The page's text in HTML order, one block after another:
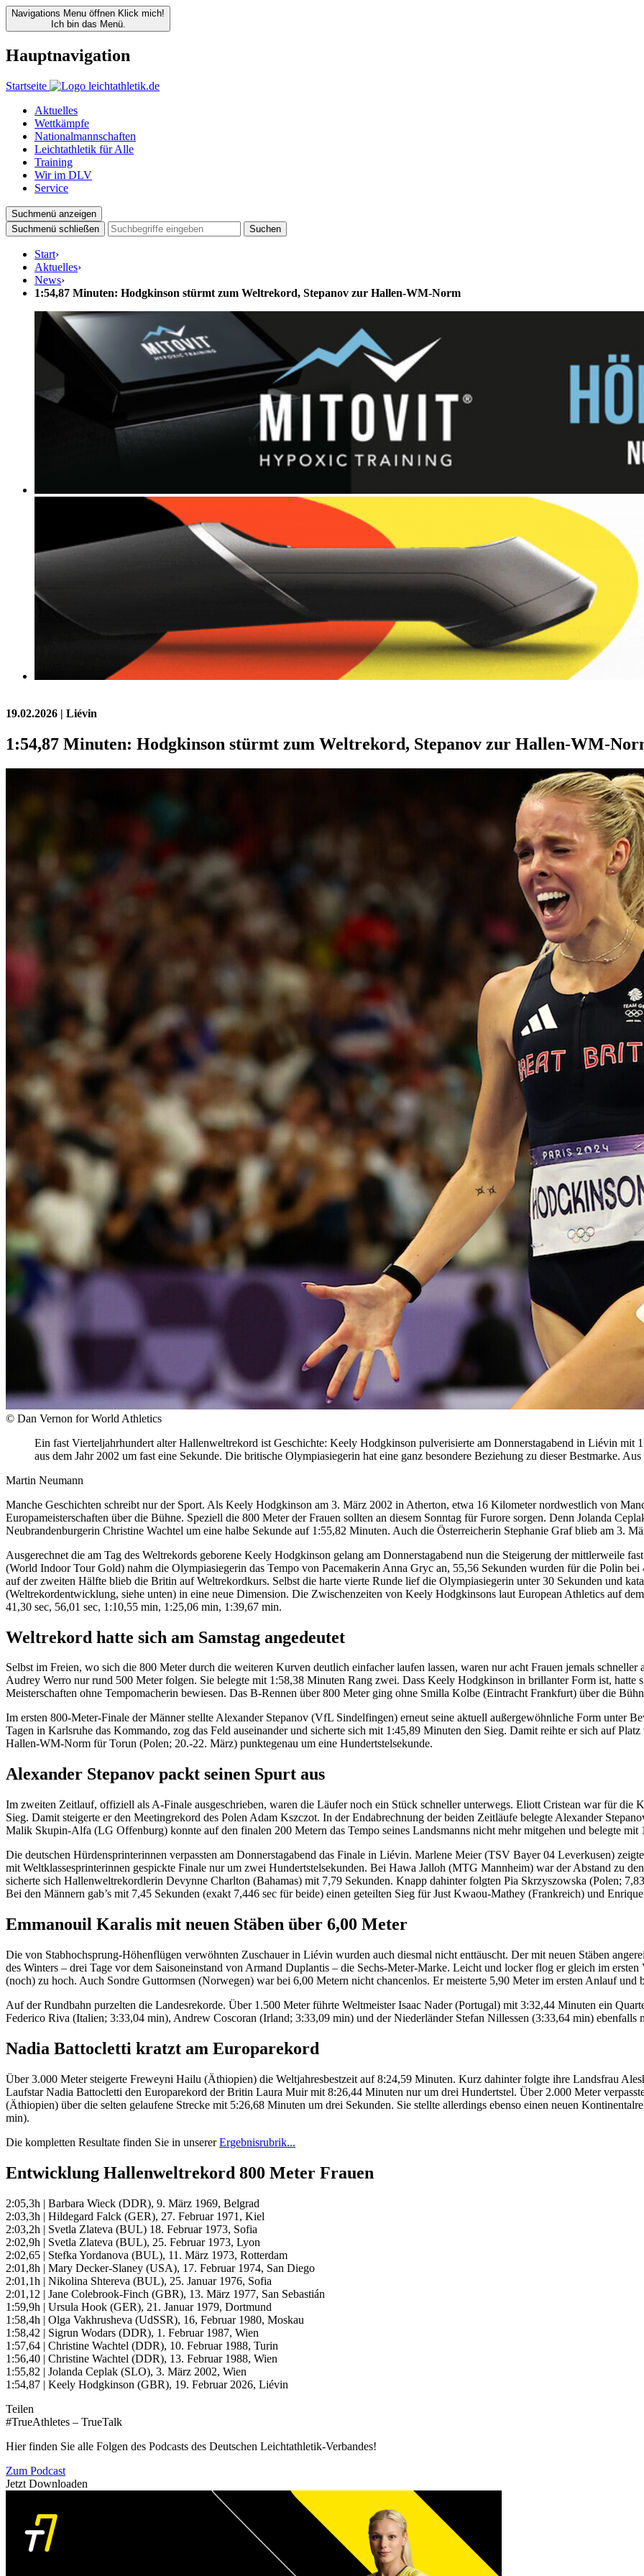
Navigations Menu öffnen Klick mich!
Ich bin das Menü.
Hauptnavigation
Startseite
Aktuelles
Wettkämpfe
Nationalmannschaften
Leichtathletik für Alle
Training
Wir im DLV
Service
Suchmenü anzeigen
Suchmenü schließen
Suchen
Start›
Aktuelles›
News›
1:54,87 Minuten: Hodgkinson stürmt zum Weltrekord, Stepanov zur Hallen-WM-Norm
19.02.2026 | Liévin
1:54,87 Minuten: Hodgkinson stürmt zum Weltrekord, Stepanov zur Hallen-WM-
© Dan Vernon for World Athletics
Ein fast Vierteljahrhundert alter Hallenweltrekord ist Geschichte: Keely Hodgkinson pulverisierte am Donnerstagabend in Liévin mit
aus dem Jahr 2002 um fast eine Sekunde. Die britische Olympiasiegerin hat eine ganz besondere Beziehung zu dieser Bestmarke.
Martin Neumann
Manche Geschichten schreibt nur der Sport. Als Keely Hodgkinson am 3. März 2002 in Atherton, etwa 16 Kilometer nordwestlich von
Europameisterschaften über die Bühne. Speziell die 800 Meter der Frauen sollten an diesem Sonntag für Furore sorgen. Denn Jolanda
Neubrandenburgerin Christine Wachtel um eine halbe Sekunde auf 1:55,82 Minuten. Auch die Österreicherin Stephanie Graf blieb am 3.
Ausgerechnet die am Tag des Weltrekords geborene Keely Hodgkinson gelang am Donnerstagabend nun die Steigerung der mittlerweile
(World Indoor Tour Gold) nahm die Olympiasiegerin das Tempo von Pacemakerin Anna Gryc an, 55,56 Sekunden wurden für die Polin
auf der zweiten Hälfte blieb die Britin auf Weltrekordkurs. Selbst die harte vierte Runde lief die Olympiasiegerin unter 30 Sekunden und
(Weltrekordentwicklung, siehe unten) in eine neue Dimension. Die Zwischenzeiten von Keely Hodgkinsons laut European Athletics auf
41,30 sec, 56,01 sec, 1:10,55 min, 1:25,06 min, 1:39,67 min.
Weltrekord hatte sich am Samstag angedeutet
Selbst im Freien, wo sich die 800 Meter durch die weiteren Kurven deutlich einfacher laufen lassen, waren nur acht Frauen jemals
Audrey Werro nur rund 500 Meter folgen. Sie belegte mit 1:58,38 Minuten Rang zwei. Dass Keely Hodgkinson in brillanter Form ist, hatte
Meisterschaften ohne Tempomacherin bewiesen. Das B-Rennen über 800 Meter ging ohne Smilla Kolbe (Eintracht Frankfurt) über die
Im ersten 800-Meter-Finale der Männer stellte Alexander Stepanov (VfL Sindelfingen) erneut seine aktuell außergewöhnliche Form unter
Tagen in Karlsruhe das Kommando, zog das Feld auseinander und sicherte sich mit 1:45,89 Minuten den Sieg. Damit reihte er sich auf
Hallen-WM-Norm für Torun (Polen; 20.-22. März) punktegenau um eine Hundertstelsekunde.
Alexander Stepanov packt seinen Spurt aus
Im zweiten Zeitlauf, offiziell als A-Finale ausgeschrieben, waren die Läufer noch ein Stück schneller unterwegs. Eliott Cristean war für
Sieg. Damit steigerte er den Meetingrekord des Polen Adam Kszczot. In der Endabrechnung der beiden Zeitläufe belegte Alexander
Malik Skupin-Alfa (LG Offenburg) konnte auf den finalen 200 Metern das Tempo seines Landsmanns nicht mehr mitgehen und belegte mit
Die deutschen Hürdensprinterinnen verpassten am Donnerstagabend das Finale in Liévin. Marlene Meier (TSV Bayer 04 Leverkusen)
mit Weltklassesprinterinnen gespickte Finale nur um zwei Hundertstelsekunden. Bei Hawa Jalloh (MTG Mannheim) war der Abstand zu
sicherte sich Hallenweltrekordlerin Devynne Charlton (Bahamas) mit 7,79 Sekunden. Knapp dahinter folgten Pia Skrzyszowska (Polen;
Bei den Männern gab’s mit 7,45 Sekunden (exakt 7,446 sec für beide) einen geteilten Sieg für Just Kwaou-Mathey (Frankreich) und
Emmanouil Karalis mit neuen Stäben über 6,00 Meter
Die von Stabhochsprung-Höhenflügen verwöhnten Zuschauer in Liévin wurden auch diesmal nicht enttäuscht. Der mit neuen Stäben
des Winters – drei Tage vor dem Saisoneinstand von Armand Duplantis – die Sechs-Meter-Marke. Leicht und locker flog er gleich im
(noch) zu hoch. Auch Sondre Guttormsen (Norwegen) war bei 6,00 Metern nicht chancenlos. Er meisterte 5,90 Meter im ersten Anlauf
Auf der Rundbahn purzelten die Landesrekorde. Über 1.500 Meter führte Weltmeister Isaac Nader (Portugal) mit 3:32,44 Minuten ein
Federico Riva (Italien; 3:33,04 min), Andrew Coscoran (Irland; 3:33,09 min) und der Niederländer Stefan Nillessen (3:33,64 min) ebenfalls
Nadia Battocletti kratzt am Europarekord
Über 3.000 Meter steigerte Freweyni Hailu (Äthiopien) die Weltjahresbestzeit auf 8:24,59 Minuten. Kurz dahinter folgte ihre Landsfrau
Laufstar Nadia Battocletti den Europarekord der Britin Laura Muir mit 8:26,44 Minuten nur um drei Hundertstel. Über 2.000 Meter
(Äthiopien) über die selten gelaufene Strecke mit 5:26,68 Minuten um drei Sekunden. Sie stellte allerdings ebenso einen neuen
min).
Die kompletten Resultate finden Sie in unsererErgebnisrubrik...
Entwicklung Hallenweltrekord 800 Meter Frauen
2:05,3h | Barbara Wieck (DDR), 9. März 1969, Belgrad
2:03,3h | Hildegard Falck (GER), 27. Februar 1971, Kiel
2:03,2h | Svetla Zlateva (BUL) 18. Februar 1973, Sofia
2:02,9h | Svetla Zlateva (BUL), 25. Februar 1973, Lyon
2:02,65 | Stefka Yordanova (BUL), 11. März 1973, Rotterdam
2:01,8h | Mary Decker-Slaney (USA), 17. Februar 1974, San Diego
2:01,1h | Nikolina Shtereva (BUL), 25. Januar 1976, Sofia
2:01,12 | Jane Colebrook-Finch (GBR), 13. März 1977, San Sebastián
1:59,9h | Ursula Hook (GER), 21. Januar 1979, Dortmund
1:58,4h | Olga Vakhrusheva (UdSSR), 16, Februar 1980, Moskau
1:58,42 | Sigrun Wodars (DDR), 1. Februar 1987, Wien
1:57,64 | Christine Wachtel (DDR), 10. Februar 1988, Turin
1:56,40 | Christine Wachtel (DDR), 13. Februar 1988, Wien
1:55,82 | Jolanda Ceplak (SLO), 3. März 2002, Wien
1:54,87 | Keely Hodgkinson (GBR), 19. Februar 2026, Liévin
Teilen
#TrueAthletes – TrueTalk
Hier finden Sie alle Folgen des Podcasts des Deutschen Leichtathletik-Verbandes!
Zum Podcast
Jetzt Downloaden